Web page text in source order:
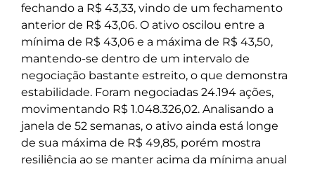
fechando a R$ 43,33, vindo de um fechamento
anterior de R$ 43,06. O ativo oscilou entre a
mínima de R$ 43,06 e a máxima de R$ 43,50,
mantendo-se dentro de um intervalo de
negociação bastante estreito, o que demonstra
estabilidade. Foram negociadas 24.194 ações,
movimentando R$ 1.048.326,02. Analisando a
janela de 52 semanas, o ativo ainda está longe
de sua máxima de R$ 49,85, porém mostra
resiliência ao se manter acima da mínima anual